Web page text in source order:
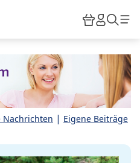
HiPP
Nachrichten | Eigene Beiträge